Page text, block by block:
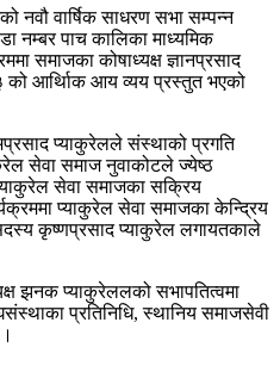
नवौ वार्षिक साधरण सभा सम्पन्न
नम्बर पाच कालिका माध्यमिक
समाजका कोषाध्यक्ष ज्ञानप्रसाद
आर्थिाक आय व्यय प्रस्तुत भएको
प्याकुरेलले संस्थाको प्रगति
सेवा समाज नुवाकोटले ज्येष्ठ
सेवा समाजका सक्रिय
प्याकुरेल सेवा समाजका केन्द्रिय
कृष्णप्रसाद प्याकुरेल लगायतकाले
झनक प्याकुरेललको सभापतित्वमा
प्रतिनिधि, स्थानिय समाजसेवी